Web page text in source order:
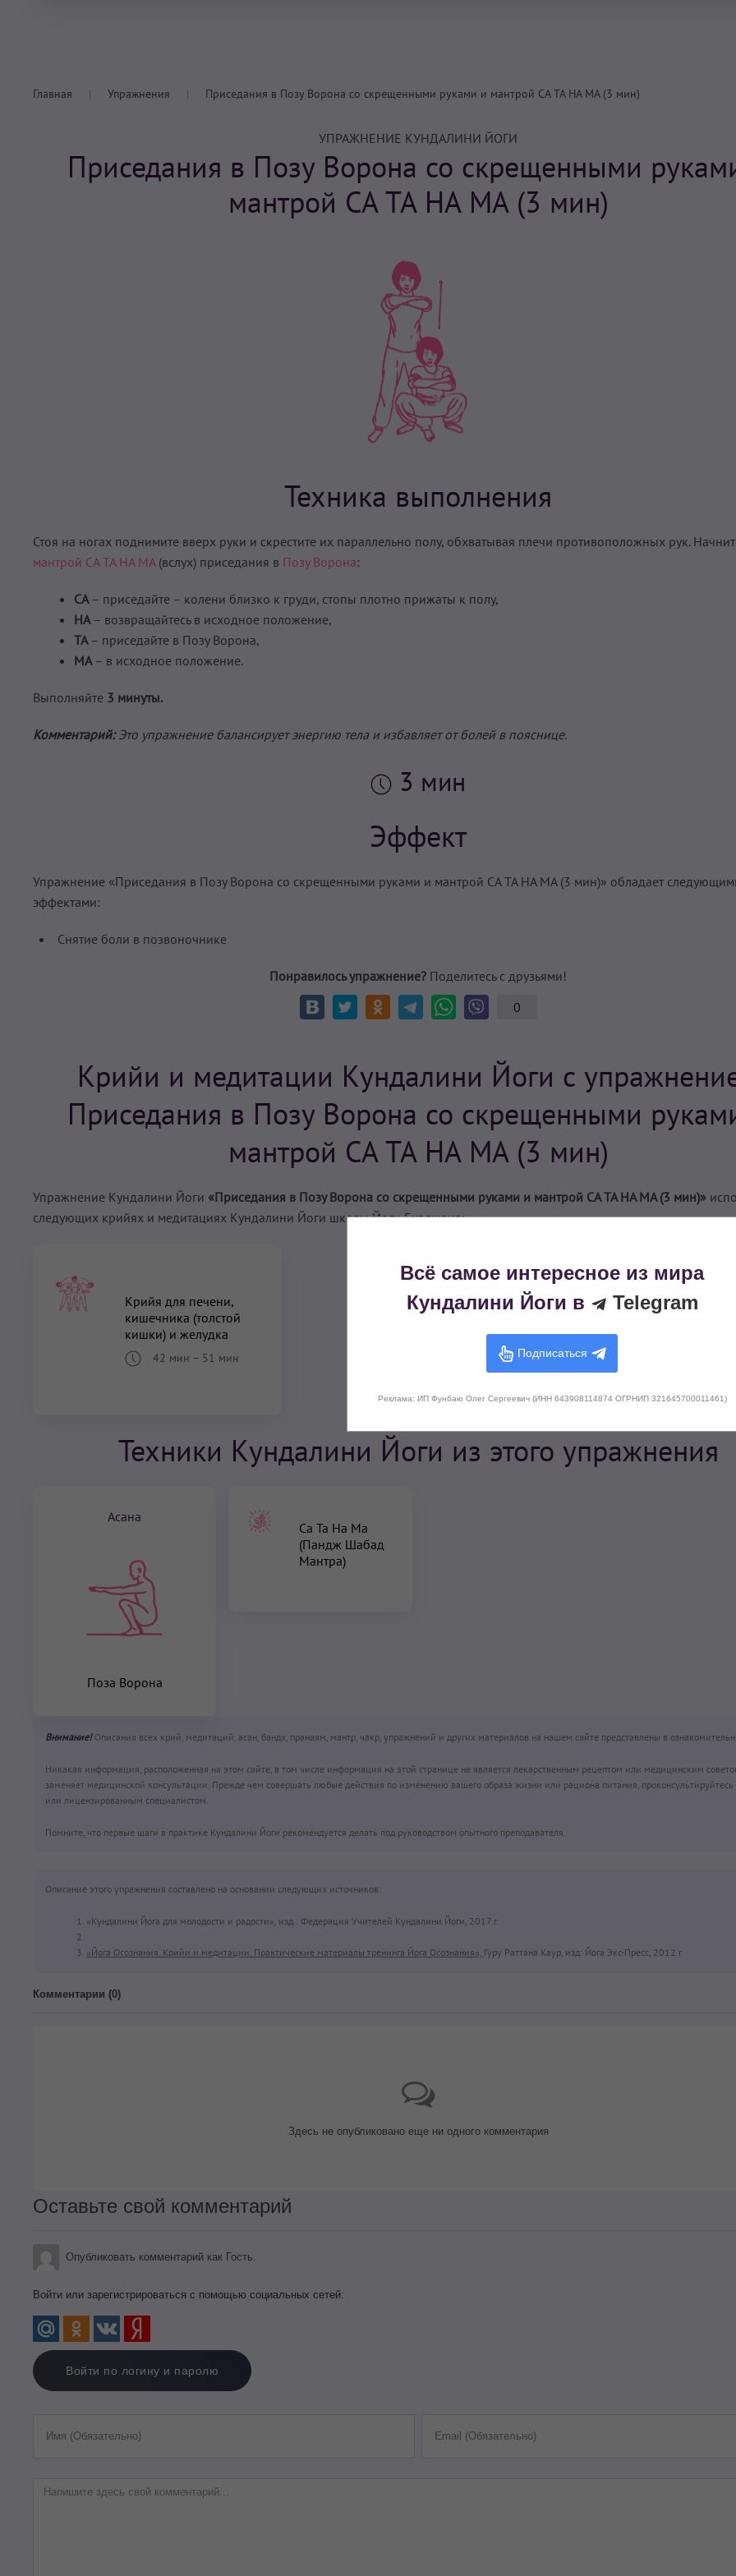
Главная Упражнения Приседания в Позу Ворона со скрещенными руками и мантрой СА ТА НА МА (3 мин)
УПРАЖНЕНИЕ КУНДАЛИНИ ЙОГИ
Приседания в Позу Ворона со скрещенными
мантрой СА ТА НА МА (3 мин)
Техника выполнения
Стоя на ногах поднимите вверх руки и скрестите их параллельно полу, обхватывая плечи противоположных рук.
мантрой СА ТА НА МА(вслух) приседания в Позу Ворона:
СА– приседайте – колени близко к груди, стопы плотно прижаты к полу,
НА– возвращайтесь в исходное положение,
ТА– приседайте в Позу Ворона,
МА– в исходное положение.
Выполняйте 3 минуты.
Комментарий:Это упражнение балансирует энергию тела и избавляет от болей в пояснице.
3 мин
Эффект
Упражнение «Приседания в Позу Ворона со скрещенными руками и мантрой СА ТА НА МА (3 мин)» обладает
эффектами:
Снятие боли в позвоночнике
Понравилось упражнение? Поделитесь с друзьями!
0
Крийи и медитации Кундалини Йоги с
Приседания в Позу Ворона со скрещенными
мантрой СА ТА НА МА (3 мин)
Упражнение Кундалини Йоги «Приседания в Позу Ворона со скрещенными руками и мантрой СА ТА НА МА (3 мин)»
следующих крийях и медитациях Кундалини Йоги школы Йоги Бхаджана:
Крийя для печени,
кишечника (толстой
кишки) и желудка
42 мин – 51 мин
Техники Кундалини Йоги из этого упражнения
Асана
Поза Ворона
Са Та На Ма
(Пандж Шабад
Мантра)
Внимание!Описания всех крий, медитаций, асан, бандх, пранаям, мантр, чакр, упражнений и других материалов на нашем сайте представлены в
Никакая информация, расположенная на этом сайте, в том числе информация на этой странице не является лекарственным рецептом или медицинским
заменяет медицинской консультации. Прежде чем совершать любые действия по изменению вашего образа жизни или рациона питания, проконсультируйтесь
или лицензированным специалистом.
Помните, что первые шаги в практике Кундалини Йоги рекомендуется делать под руководством опытного преподавателя.
Описание этого упражнения составлено на основании следующих источников:
«Кундалини Йога для молодости и радости», изд.: Федерация Учителей Кундалини Йоги, 2017 г.
«Йога Осознания. Крийи и медитации. Практические материалы тренинга Йога Осознания», Гуру Раттана Каур, изд: Йога Экс-Пресс, 2012 г.
Комментарии (0)
Здесь не опубликовано еще ни одного комментария
Оставьте свой комментарий
Опубликовать комментарий как Гость.
Войти или зарегистрироваться с помощью социальных сетей:
Войти по логину и паролю
Имя (Обязательно) Email (Обязательно)
Всё самое интересное из мира
Кундалини Йоги в
Telegram
Подписаться
Реклама: ИП Фунбаю Олег Сергеевич (ИНН 643908114874 ОГРНИП 321645700011461)